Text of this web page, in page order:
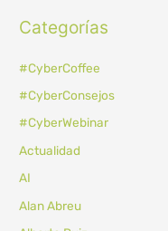
Categorías
#CyberCoffee
#CyberConsejos
#CyberWebinar
Actualidad
AI
Alan Abreu